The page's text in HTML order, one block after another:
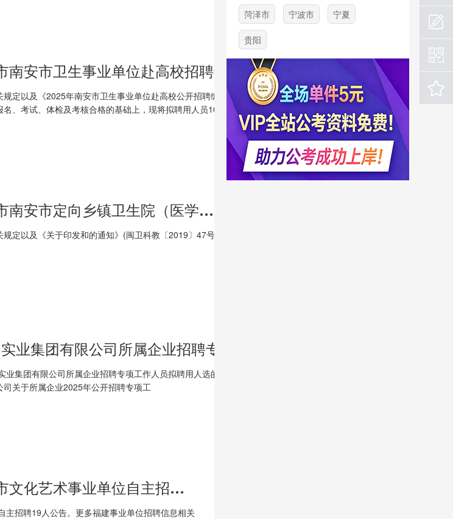
2025年8月福建泉州市南安市卫生事业单位赴高校招聘编制内卫生类人员拟聘用人员公示（3）
定以及《2025年南安市卫生事业单位赴高校公开招聘编制内卫生类工作人员
、考试、体检及考核合格的基础上，现将拟聘用人员10名人员(详见附件)予
2025年8月福建泉州市南安市定向乡镇卫生院（医学专科定向生）拟聘用人员公示
定以及《关于印发和的通知》(闽卫科教〔2019〕47号)
集团有限公司所属企业招聘专项工作人员拟聘用人选的公示
关于所属企业2025年公开招聘专项工
2025年8月福建福州市文化艺术事业单位自主招聘19人公告
主招聘19人公告。更多福建事业单位招聘信息相关
菏泽市 宁波市 宁夏
贵阳